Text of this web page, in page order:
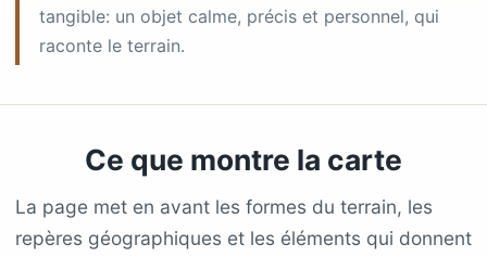
tangible: un objet calme, précis et personnel, qui
raconte le terrain.
Ce que montre la carte
La page met en avant les formes du terrain, les
repères géographiques et les éléments qui donnent